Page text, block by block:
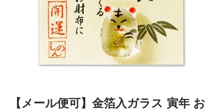
【メール便可】金箔入ガラス 寅年 お